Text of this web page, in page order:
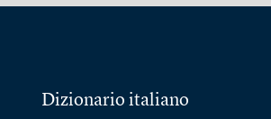
Dizionario italiano